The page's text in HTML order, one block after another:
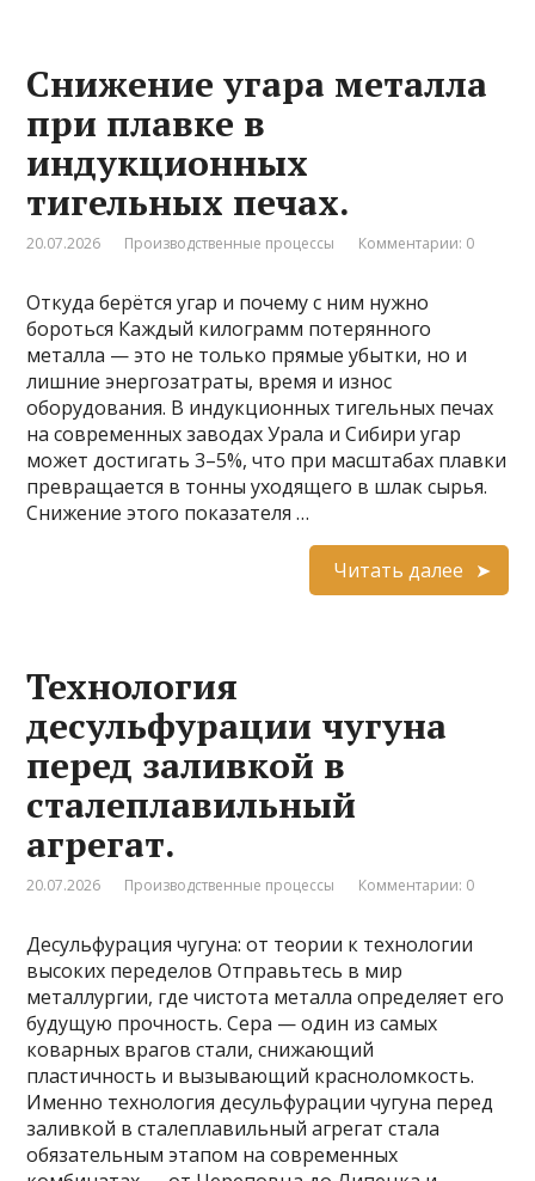
Снижение угара металла
при плавке в
индукционных
тигельных печах.
20.07.2026 Производственные процессы Комментарии: 0
Откуда берётся угар и почему с ним нужно
бороться Каждый килограмм потерянного
металла — это не только прямые убытки, но и
лишние энергозатраты, время и износ
оборудования. В индукционных тигельных печах
на современных заводах Урала и Сибири угар
может достигать 3–5%, что при масштабах плавки
превращается в тонны уходящего в шлак сырья.
Снижение этого показателя …
Читать далее
Технология
десульфурации чугуна
перед заливкой в
сталеплавильный
агрегат.
20.07.2026 Производственные процессы Комментарии: 0
Десульфурация чугуна: от теории к технологии
высоких переделов Отправьтесь в мир
металлургии, где чистота металла определяет его
будущую прочность. Сера — один из самых
коварных врагов стали, снижающий
пластичность и вызывающий красноломкость.
Именно технология десульфурации чугуна перед
заливкой в сталеплавильный агрегат стала
обязательным этапом на современных